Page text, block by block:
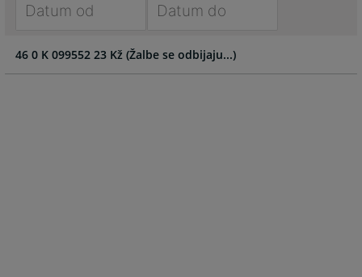
forward
to
forward
to
46 0 K 099552 23 Kž (Žalbe se odbijaju...)